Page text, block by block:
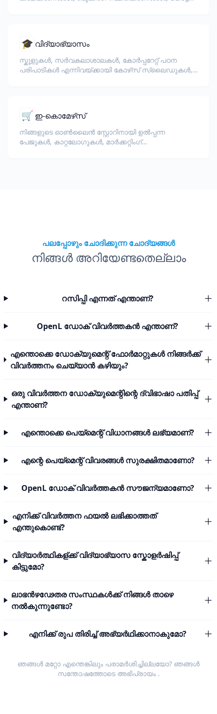
🎓 വിദ്യാഭ്യാസം
സ്കൂളുകൾ, സർവകലാശാലകൾ, കോർപ്പറേറ്റ് പഠന
പരിപാടികൾ എന്നിവയ്ക്കായി കോഴ്‌സ് സ്ലൈഡുകൾ,
🛒 ഇ-കൊമേഴ്‌സ്
നിങ്ങളുടെ ഓൺലൈൻ സ്റ്റോറിനായി ഉൽപ്പന്ന
പേജുകൾ, കാറ്റലോഗുകൾ, മാർക്കറ്റിംഗ്
പലപ്പോഴും ചോദിക്കുന്ന ചോദ്യങ്ങൾ
നിങ്ങൾ അറിയേണ്ടതെല്ലാം
റസിപ്പി എന്നത് എന്താണ്?
OpenL ഡോക് വിവർത്തകൻ എന്താണ്?
എന്തൊക്കെ ഡോക്യുമെന്റ് ഫോർമാറ്റുകൾ നിങ്ങർക്ക്
വിവർത്തനം ചെയ്യാൻ കഴിയും?
ഒരു വിവർത്തന ഡോക്യുമെന്റിന്റെ ദ്വിഭാഷാ പതിപ്പ്
എന്താണ്?
എന്തൊക്കെ പെയ്മെന്റ് വിധാനങ്ങൾ ലഭ്യമാണ്?
എന്റെ പെയ്മെന്റ് വിവരങ്ങൾ സുരക്ഷിതമാണോ?
OpenL ഡോക് വിവർത്തകൻ സൗജന്യമാണോ?
എനിക്ക് വിവർത്തന ഫയൽ ലഭിക്കാത്തത്
എന്തുകൊണ്ട്?
വിദ്യാർത്ഥികള്ക്ക് വിദ്യാഭ്യാസ സ്കോളർഷിപ്പ്
കിട്ടുമോ?
ലാഭൻഴഢേതര സംസ്ഥകൾക്ക് നിങ്ങൾ താഴെ
നൽകുന്നുണ്ടോ?
എനിക്ക് രുപ തിരിച്ച് അഭ്യർഥിക്കാനാകുമോ?
ഞങ്ങൾ മറ്റോ എന്തെങ്കിലും പരാമർശിച്ചില്ലയോ? ഞങ്ങൾ
സന്തോഷത്തോടെ അഭിപ്രായം.